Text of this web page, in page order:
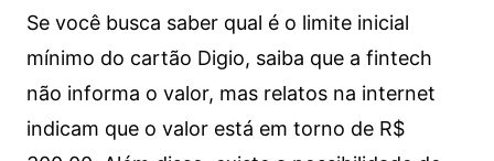
Se você busca saber qual é o limite inicial
mínimo do cartão Digio, saiba que a fintech
não informa o valor, mas relatos na internet
indicam que o valor está em torno de R$